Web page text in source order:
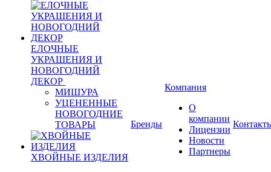
ЕЛОЧНЫЕ
УКРАШЕНИЯ И
НОВОГОДНИЙ
ДЕКОР
МИШУРА
УЦЕНЕННЫЕ
НОВОГОДНИЕ
ТОВАРЫ
ХВОЙНЫЕ ИЗДЕЛИЯ
Бренды
Компания
О
компании
Лицензии
Новости
Партнеры